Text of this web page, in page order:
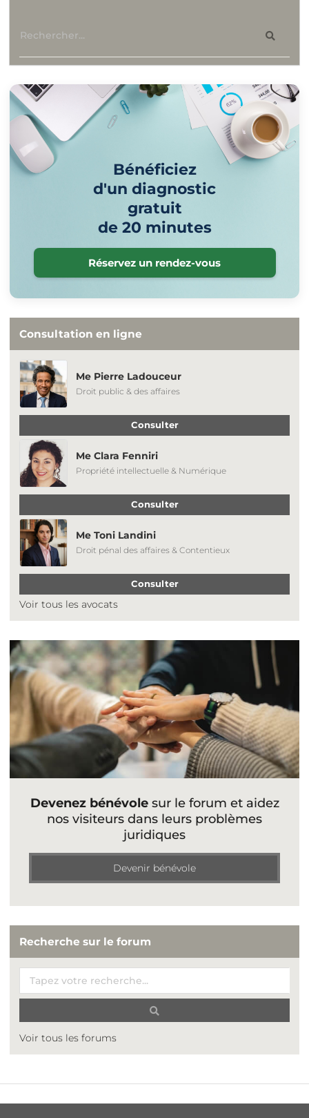
Bénéficiez
d'un diagnostic
gratuit
de 20 minutes
Réservez un rendez-vous
Consultation en ligne
Me Pierre Ladouceur
Droit public & des affaires
Consulter
Me Clara Fenniri
Propriété intellectuelle & Numérique
Consulter
Me Toni Landini
Droit pénal des affaires & Contentieux
Consulter
Voir tous les avocats
Devenez bénévolesur le forum et aidez
nos visiteurs dans leurs problèmes
juridiques
Devenir bénévole
Recherche sur le forum
Voir tous les forums